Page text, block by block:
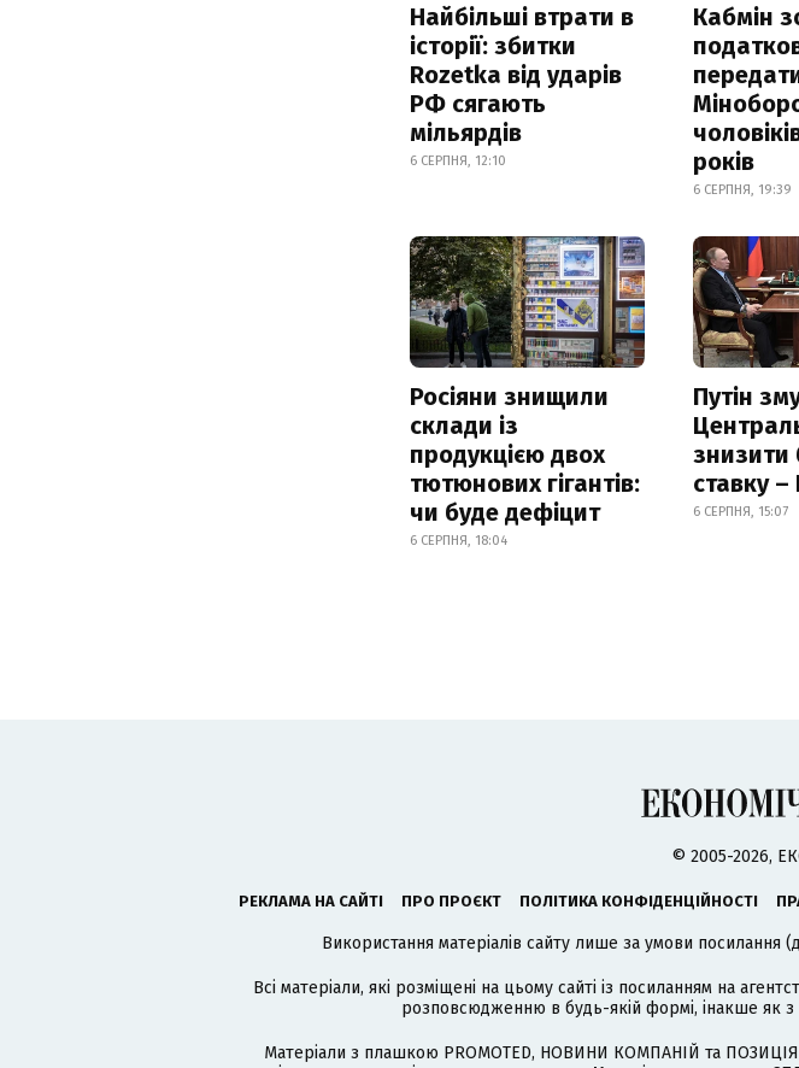
Найбільші втрати в
історії: збитки
Rozetka від ударів
РФ сягають
мільярдів
6 СЕРПНЯ, 12:10
Кабмін
років
6 СЕРПНЯ, 19:39
Росіяни знищили
склади із
продукцією двох
тютюнових гігантів:
чи буде дефіцит
6 СЕРПНЯ, 18:04
Путін
знизити
ставку
6 СЕРПНЯ, 15:07
© 2005-2026,
РЕКЛАМА НА САЙТІ ПРО ПРОЄКТ ПОЛІТИКА КОНФІДЕНЦІЙНОСТІ
Використання матеріалів сайту лише за умови посилання
Всі матеріали, які розміщені на цьому сайті із посиланням на
розповсюдженню в будь-якій формі, інакше як з
Матеріали з плашкою PROMOTED, НОВИНИ КОМПАНІЙ та